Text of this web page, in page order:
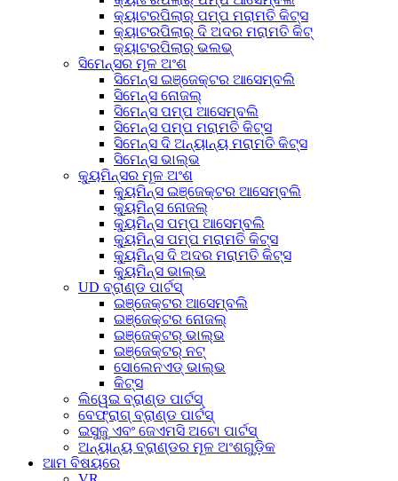
କ୍ୟାଟରପିଲାର୍ ପମ୍ପ ମରାମତି କିଟ୍ସ
କ୍ୟାଟରପିଲାର୍ ଦି ଅଦର ମରାମତି କିଟ୍
କ୍ୟାଟରପିଲାର୍ ଭଲଭ୍
ସିମେନ୍ସର ମୂଳ ଅଂଶ
ସିମେନ୍ସ ଇଞ୍ଜେକ୍ଟର ଆସେମ୍ବଲି
ସିମେନ୍ସ ନୋଜଲ୍
ସିମେନ୍ସ ପମ୍ପ ଆସେମ୍ବଲି
ସିମେନ୍ସ ପମ୍ପ ମରାମତି କିଟ୍ସ
ସିମେନ୍ସ ଦି ଅନ୍ୟାନ୍ୟ ମରାମତି କିଟ୍ସ
ସିମେନ୍ସ ଭାଲ୍ଭ
କ୍ୟୁମିନ୍ସର ମୂଳ ଅଂଶ
କ୍ୟୁମିନ୍ସ ଇଞ୍ଜେକ୍ଟର ଆସେମ୍ବଲି
କ୍ୟୁମିନ୍ସ ନୋଜଲ୍
କ୍ୟୁମିନ୍ସ ପମ୍ପ ଆସେମ୍ବଲି
କ୍ୟୁମିନ୍ସ ପମ୍ପ ମରାମତି କିଟ୍ସ
କ୍ୟୁମିନ୍ସ ଦି ଅଦର ମରାମତି କିଟ୍ସ
କ୍ୟୁମିନ୍ସ ଭାଲ୍ଭ
UD ବ୍ରାଣ୍ଡ ପାର୍ଟସ୍
ଇଞ୍ଜେକ୍ଟର ଆସେମ୍ବଲି
ଇଞ୍ଜେକ୍ଟର ନୋଜଲ୍
ଇଞ୍ଜେକ୍ଟର୍ ଭାଲ୍ଭ
ଇଞ୍ଜେକ୍ଟର୍ ନଟ୍
ସୋଲେନଏଡ୍ ଭାଲ୍ଭ
କିଟ୍ସ
ଲିୱେଇ ବ୍ରାଣ୍ଡ ପାର୍ଟସ୍
ବେଫ୍ରାଗ୍ ବ୍ରାଣ୍ଡ ପାର୍ଟସ୍
ଇସୁଜୁ ଏବଂ ଜେଏମସି ଅଟୋ ପାର୍ଟସ୍
ଅନ୍ୟାନ୍ୟ ବ୍ରାଣ୍ଡର ମୂଳ ଅଂଶଗୁଡ଼ିକ
ଆମ ବିଷୟରେ